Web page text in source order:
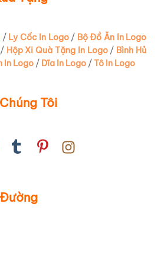
/ Ly Cốc In Logo/ Bộ Đồ Ăn In Logo
/ Hộp Xi Quà Tặng In Logo/ Bình Hủ
In Logo/ Dĩa In Logo/Tô In Logo
Tôi